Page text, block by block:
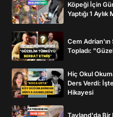
Köpeği İçin
Yaptığı 1
Cem Adrian'ın
Topladı:
Hiç Okul
Ders Verdi:
Hikayesi
Tayland'da Bir